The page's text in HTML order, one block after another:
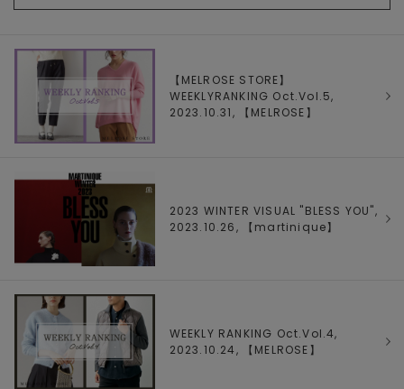
【MELROSE STORE】
WEEKLYRANKING Oct.Vol.5,
2023.10.31, 【 MELROSE 】
2023 WINTER VISUAL "BLESS YOU",
2023.10.26, 【 martinique】
WEEKLY RANKING Oct.Vol.4,
2023.10.24, 【 MELROSE 】